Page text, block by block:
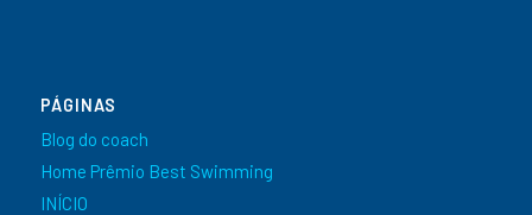
PÁGINAS
Blog do coach
Home Prêmio Best Swimming
INÍCIO